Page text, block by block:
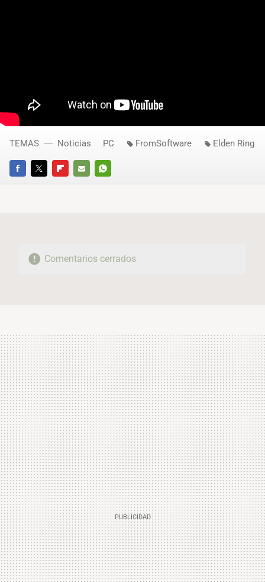
FACEBOOKTWITTERFLIPBOARD
E-
WHATSAPP
TEMAS Noticias PC FromSoftware Elden Ring
Comentarios cerrados